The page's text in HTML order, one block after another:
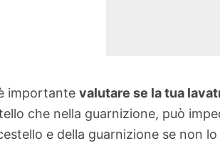
importante valutare se la tua
che nella guarnizione, può
e della guarnizione se non